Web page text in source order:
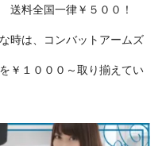
送料全国一律￥５００！
時は、コンバットアームズ
￥１０００～取り揃えてい